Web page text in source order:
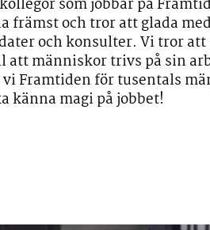
som jobbar på
främst och tror att glada
och konsulter. Vi tror
människor trivs på sin
Framtiden för tusentals
känna magi på jobbet!